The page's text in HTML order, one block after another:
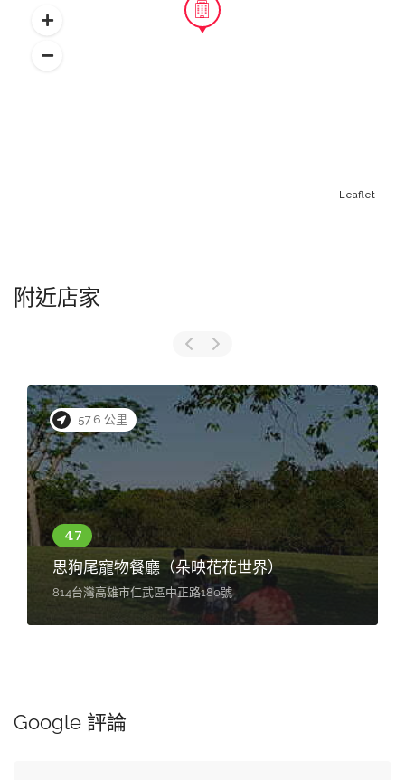
Leaflet
附近店家
57.6 公里
思狗尾寵物餐廳（朵映花花世界）
814台灣高雄市仁武區中正路180號
Google 評論